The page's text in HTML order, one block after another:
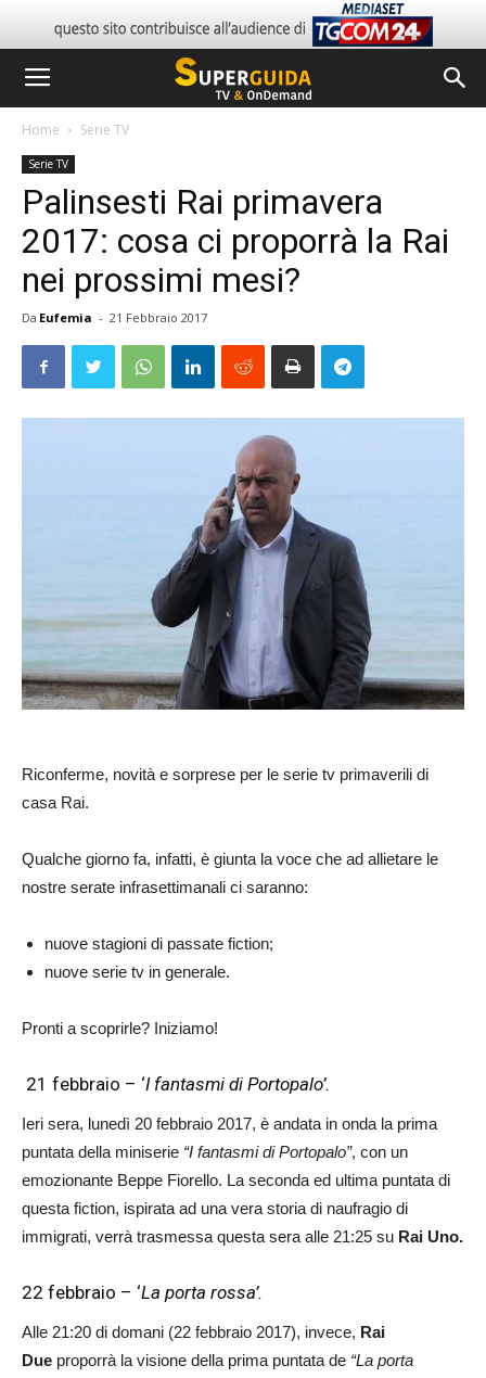
Home Serie TV
Serie TV
Palinsesti Rai primavera
2017: cosa ci proporrà la Rai
nei prossimi mesi?
Da Eufemia - 21 Febbraio 2017
Riconferme, novità e sorprese per le serie tv primaverili di
casa Rai.
Qualche giorno fa, infatti, è giunta la voce che ad allietare le
nostre serate infrasettimanali ci saranno:
nuove stagioni di passate fiction;
nuove serie tv in generale.
Pronti a scoprirle? Iniziamo!
21 febbraio – ‘I fantasmi di Portopalo’.
Ieri sera, lunedì 20 febbraio 2017, è andata in onda la prima
puntata della miniserie “I fantasmi di Portopalo”, con un
emozionante Beppe Fiorello. La seconda ed ultima puntata di
questa fiction, ispirata ad una vera storia di naufragio di
immigrati, verrà trasmessa questa sera alle 21:25 su Rai Uno.
22 febbraio – ‘La porta rossa’.
Alle 21:20 di domani (22 febbraio 2017), invece, Rai
Due proporrà la visione della prima puntata de “La porta